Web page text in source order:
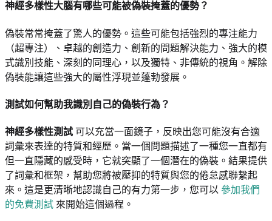
神經多樣性大腦有哪些可能被偽裝掩蓋的優勢？
偽裝常常掩蓋了驚人的優勢。這些可能包括強烈的專注能力
（超專注）、卓越的創造力、創新的問題解決能力、強大的模
式識別技能、深刻的同理心，以及獨特、非傳統的視角。解除
偽裝能讓這些強大的屬性浮現並蓬勃發展。
測試如何幫助我識別自己的偽裝行為？
神經多樣性測試 可以充當一面鏡子，反映出您可能沒有合適
詞彙來表達的特質和經歷。當一個問題描述了一種您一直都有
但一直隱藏的感受時，它就突顯了一個潛在的偽裝。結果提供
了詞彙和框架，幫助您將被壓抑的特質與您的倦怠感聯繫起
來。這是更清晰地認識自己的有力第一步，您可以 參加我們
的免費測試 來開始這個過程。